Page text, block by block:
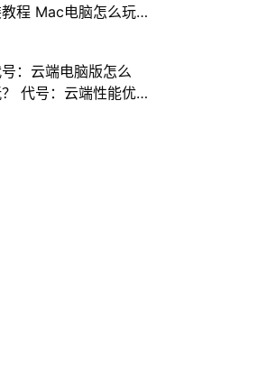
程 Mac电脑怎么玩
：云端电脑版怎么
代号：云端性能优